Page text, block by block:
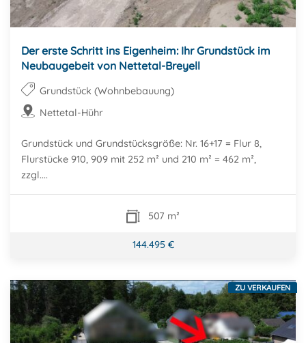
Der erste Schritt ins Eigenheim: Ihr Grundstück im
Neubaugebeit von Nettetal-Breyell
Grundstück (Wohnbebauung)
Nettetal-Hühr
Grundstück und Grundstücksgröße: Nr. 16+17 = Flur 8,
Flurstücke 910, 909 mit 252 m² und 210 m² = 462 m²,
zzgl....
507 m²
144.495 €
ZU VERKAUFEN